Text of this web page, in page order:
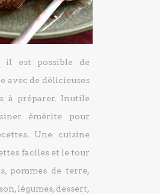
il est possible de
avec de délicieuses
à préparer. Inutile
émérite pour
Une cuisine
faciles et le tour
pommes de terre,
légumes, dessert,